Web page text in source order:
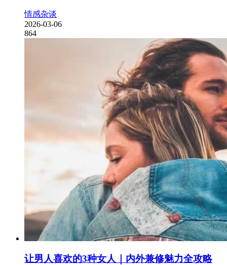
情感杂谈
2026-03-06
864
让男人喜欢的3种女人｜内外兼修魅力全攻略